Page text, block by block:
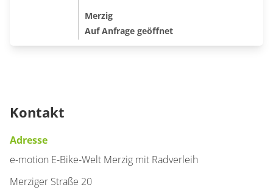
Merzig
Auf Anfrage geöffnet
Kontakt
Adresse
e-motion E-Bike-Welt Merzig mit Radverleih
Merziger Straße 20